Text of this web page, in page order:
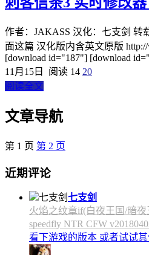
作者：JAKASS 汉化：七支剑 转
面这篇 汉化版内含英文原版 http://
[download id="187"] [download
11月15日
阅读 14 20
阅读全文
文章导航
第 1 页 第 2 页
近期评论
七支剑
火焰之纹章if(白夜王国/暗
speedfly NTR CFW
看下游戏的版本 或者试试